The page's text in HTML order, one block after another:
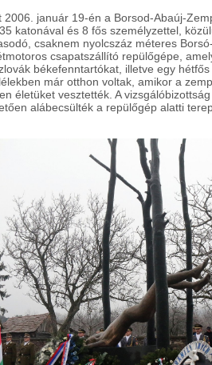
2006. január 19-én a Borsod-Abaúj-
katonával és 8 fős személyzettel,
csaknem nyolcszáz méteres
csapatszállító repülőgépe,
békefenntartókat, illetve egy
már otthon voltak, amikor a
életüket vesztették. A
alábecsülték a repülőgép alatti